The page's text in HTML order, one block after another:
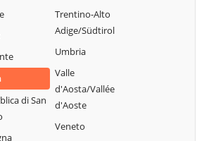
Troia
Vico del Gargano
Vieste
Volturara Appula
Volturino
di San
Trentino-Alto
Adige/Südtirol
Umbria
Valle
d'Aosta/Vallée
d'Aoste
Veneto